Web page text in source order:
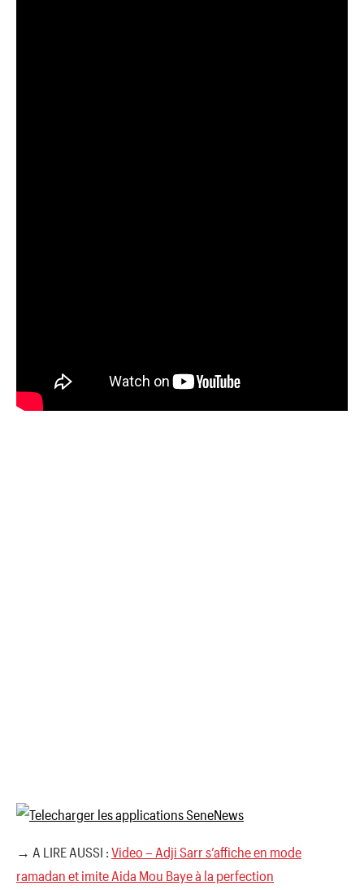
→ A LIRE AUSSI : Video – Adji Sarr s’affiche en mode
ramadan et imite Aida Mou Baye à la perfection